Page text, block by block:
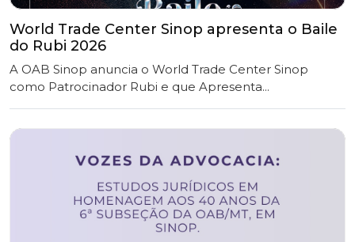
A OAB Sinop anuncia o World Trade Center Sinop
como Patrocinador Rubi e que Apresenta...